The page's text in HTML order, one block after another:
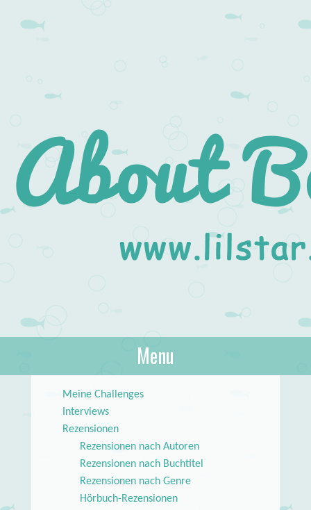
About Books
lilstar.de
Menu
Meine Challenges
Interviews
Rezensionen
Rezensionen nach Autoren
Rezensionen nach Buchtitel
Rezensionen nach Genre
Hörbuch-Rezensionen